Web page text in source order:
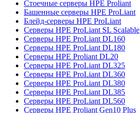
Стоечные серверы HPE Proliant
Башенные серверы HPE ProLiant
Блейд-серверы HPE ProLiant
Серверы HPE ProLiant SL Scalable
Серверы HPE ProLiant DL160
Серверы HPE ProLiant DL180
Серверы HPE Proliant DL20
Серверы HPE ProLiant DL325
Серверы HPE ProLiant DL360
Серверы HPE ProLiant DL380
Серверы HPE ProLiant DL385
Серверы HPE ProLiant DL560
Серверы HPE Proliant Gen10 Plus